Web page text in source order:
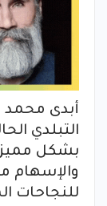
أبدى محمد
التبلدي
بشكل مميز
والإسهام
للنجاحات